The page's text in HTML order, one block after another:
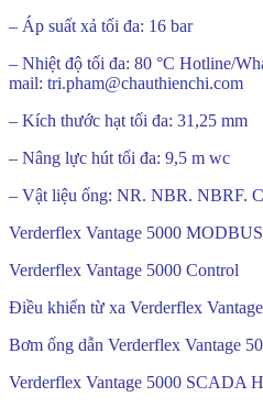
– Áp suất xả tối đa: 16 bar
– Nhiệt độ tối đa: 80 °C Hotline/
mail: tri.pham@chauthienchi.com
– Kích thước hạt tối đa: 31,25 mm
– Nâng lực hút tối đa: 9,5 m wc
– Vật liệu ống: NR. NBR. NBRF.
Verderflex Vantage 5000 MODBUS
Verderflex Vantage 5000 Control
Điều khiển từ xa Verderflex
Bơm ống dẫn Verderflex Vantage
Verderflex Vantage 5000 SCADA